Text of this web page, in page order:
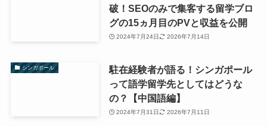
破！SEOのみで集客する留学ブロ
グの15ヵ月目のPVと収益を公開
2024年7月24日 2026年7月14日
シンガポール
駐在経験者が語る！シンガポール
って語学留学先としてはどうな
の？【中国語編】
2024年7月31日 2026年7月11日